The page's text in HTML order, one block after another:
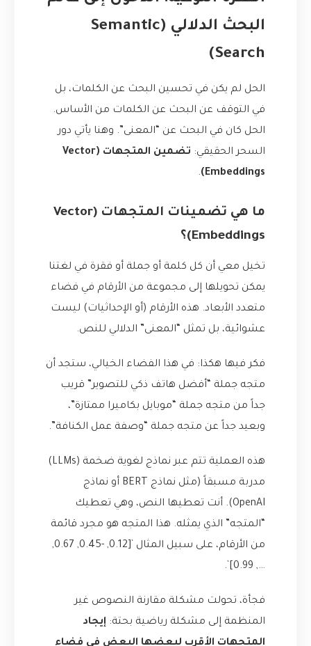
البحث الدلالي (Semantic
Search)
الحل لم يكن في تحسين البحث عن الكلمات، بل
في التوقف عن البحث عن الكلمات من الأساس.
الحل كان في البحث عن “المعنى”. وهنا يأتي دور
السحر الحقيقي:
تضمين المتجهات (Vector
Embeddings)
.
ما هي تضمينات المتجهات (Vector
Embeddings)؟
تخيل معي أن كل كلمة أو جملة أو فقرة في لغتنا
يمكن تحويلها إلى مجموعة من الأرقام في فضاء
متعدد الأبعاد. هذه الأرقام (أو الإحداثيات) ليست
عشوائية، بل تمثل “المعنى” الدلالي للنص.
فكر فيها هكذا: في هذا الفضاء الخيالي، ستجد أن
متجه جملة “أفضل هاتف ذكي للتصوير” قريب
جداً من متجه جملة “موبايل بكاميرا ممتازة”،
وبعيد جداً عن متجه جملة “وصفة عمل الكنافة”.
هذه العملية تتم عبر نماذج لغوية ضخمة (LLMs)
مدربة مسبقاً (مثل نماذج BERT أو نماذج
OpenAI). أنت تعطيها النص، وهي تعطيك
“المتجه” الذي يمثله. هذا المتجه هو مجرد قائمة
من الأرقام، على سبيل المثال `[0.12, -0.45, 0.67,
…, 0.99]`.
فجأة، تحولت مشكلة مقارنة النصوص غير
المنظمة إلى مشكلة رياضية بحتة: إيجاد
المتجهات الأقرب لبعضها البعض في فضاء